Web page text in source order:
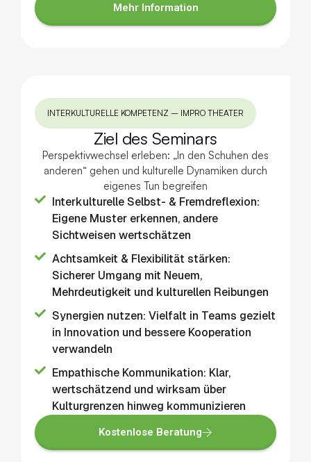
Mehr Information
INTERKULTURELLE KOMPETENZ – IMPRO THEATER
Ziel des Seminars
Perspektivwechsel erleben: „In den Schuhen des
anderen“ gehen und kulturelle Dynamiken durch
eigenes Tun begreifen
Interkulturelle Selbst- & Fremdreflexion:
Eigene Muster erkennen, andere
Sichtweisen wertschätzen
Achtsamkeit & Flexibilität stärken:
Sicherer Umgang mit Neuem,
Mehrdeutigkeit und kulturellen Reibungen
Synergien nutzen: Vielfalt in Teams gezielt
in Innovation und bessere Kooperation
verwandeln
Empathische Kommunikation: Klar,
wertschätzend und wirksam über
Kulturgrenzen hinweg kommunizieren
Kostenlose Beratung